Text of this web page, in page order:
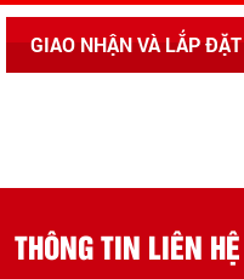
GIAO NHẬN VÀ LẮP ĐẶT
THÔNG TIN LIÊN HỆ